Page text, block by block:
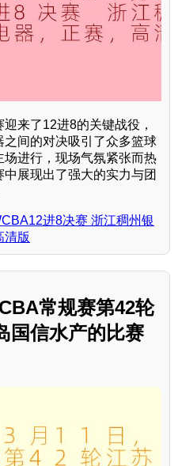
来了12进8的关键战役，
间的对决吸引了众多篮球
进行，现场气氛紧张而热
展现出了强大的实力与团
进8决赛 浙江稠州银
清版
常规赛第42轮
国信水产的比赛